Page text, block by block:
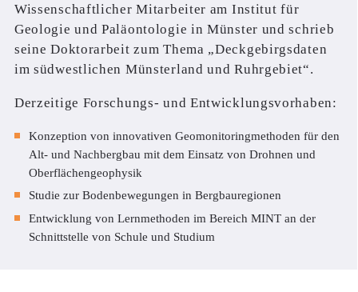
Wissenschaftlicher Mitarbeiter am Institut für
Geologie und Paläontologie in Münster und schrieb
seine Doktorarbeit zum Thema „Deckgebirgsdaten
im südwestlichen Münsterland und Ruhrgebiet“.
Derzeitige Forschungs- und Entwicklungsvorhaben:
Konzeption von innovativen Geomonitoringmethoden für den
Alt- und Nachbergbau mit dem Einsatz von Drohnen und
Oberflächengeophysik
Studie zur Bodenbewegungen in Bergbauregionen
Entwicklung von Lernmethoden im Bereich MINT an der
Schnittstelle von Schule und Studium